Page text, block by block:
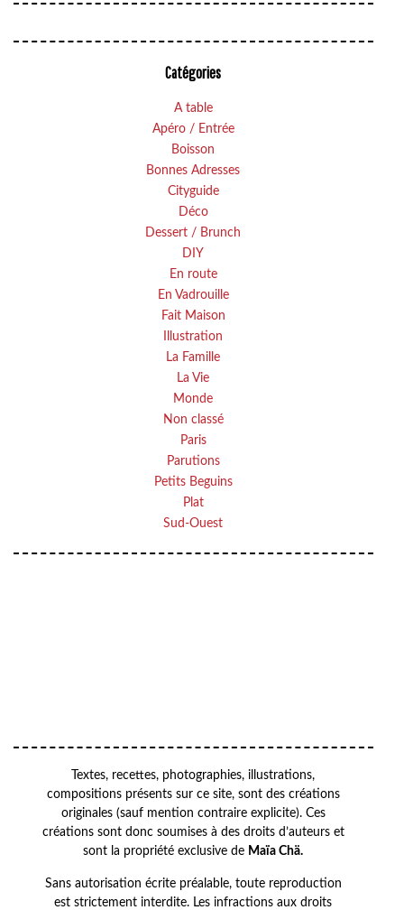
Catégories
A table
Apéro / Entrée
Boisson
Bonnes Adresses
Cityguide
Déco
Dessert / Brunch
DIY
En route
En Vadrouille
Fait Maison
Illustration
La Famille
La Vie
Monde
Non classé
Paris
Parutions
Petits Beguins
Plat
Sud-Ouest
Textes, recettes, photographies, illustrations,
compositions présents sur ce site, sont des créations
originales (sauf mention contraire explicite). Ces
créations sont donc soumises à des droits d’auteurs et
sont la propriété exclusive de Maïa Chä.
Sans autorisation écrite préalable, toute reproduction
est strictement interdite. Les infractions aux droits